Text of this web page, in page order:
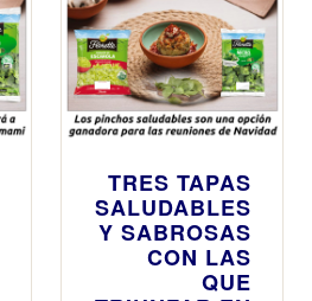
TRES TAPAS
SALUDABLES
Y SABROSAS
CON LAS
QUE